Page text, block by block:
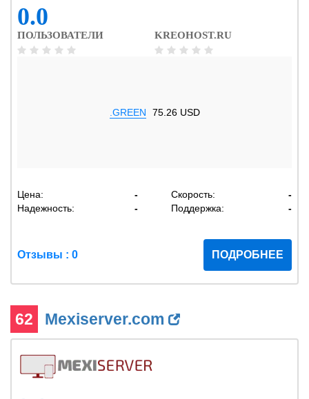
0.0
ПОЛЬЗОВАТЕЛИ KREOHOST.RU
.GREEN 75.26 USD
Цена: - Скорость:
-
Надежность:
- Поддержка: -
Отзывы : 0 ПОДРОБНЕЕ
62 Mexiserver.com